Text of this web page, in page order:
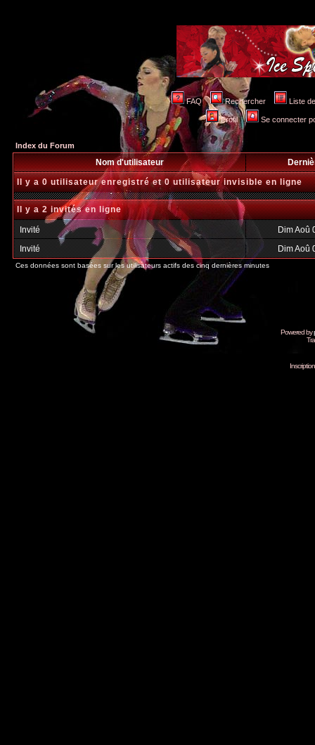
FAQ Rechercher Liste
Profil Se connecter
Index du Forum
Nom d'utilisateur
Il y a 0 utilisateur enregistré et 0 utilisateur invisible en ligne
Il y a 2 invités en ligne
Invité
Dim Aoû
Invité
Dim Aoû
Ces données sont basées sur les utilisateurs actifs des cinq dernières minutes
Powered by